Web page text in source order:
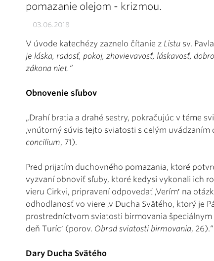
pomazanie olejom - krizmou.
03.06.2018
V úvode katechézy zaznelo čítanie z Listu sv.
je láska, radosť, pokoj, zhovievavosť, láskavosť,
zákona niet.“
Obnovenie sľubov
„Drahí bratia a drahé sestry, pokračujúc v téme
,vnútorný súvis tejto sviatosti s celým uvádzaním
concilium, 71).
Pred prijatím duchovného pomazania, ktoré
vyzvaní obnoviť sľuby, ktoré kedysi vykonali ich
vieru Cirkvi, pripravení odpovedať ,Verím′ na
odhodlanosť vo viere ,v Ducha Svätého, ktorý je
prostredníctvom sviatosti birmovania
deň Turíc′ (porov. Obrad sviatosti birmovania, 26).“
Dary Ducha Svätého